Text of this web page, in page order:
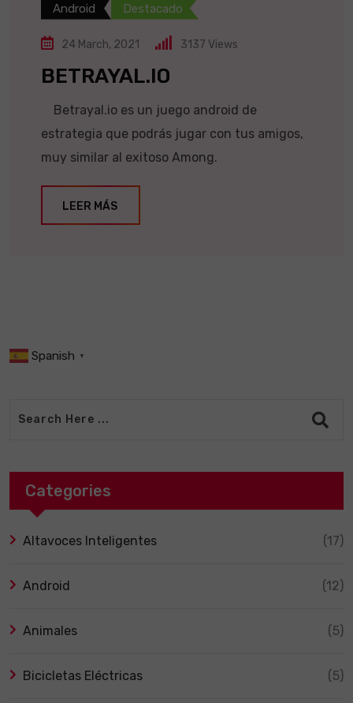
Android Destacado
24 March, 2021 3137 Views
BETRAYAL.IO
Betrayal.io es un juego android de
estrategia que podrás jugar con tus amigos,
muy similar al exitoso Among.
LEER MÁS
Spanish ▼
Categories
Altavoces Inteligentes (17)
Android (12)
Animales (5)
Bicicletas Eléctricas (5)